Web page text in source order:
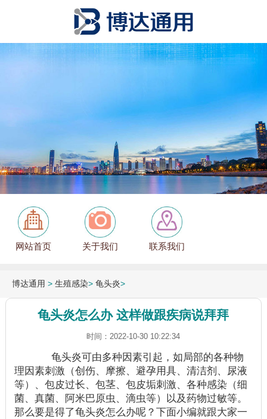
网站首页 关于我们 联系我们
博达通用 > 生殖感染> 龟头炎>
龟头炎怎么办 这样做跟疾病说拜拜
时间：2022-10-30 10:22:34
龟头炎可由多种因素引起，如局部的各种物
理因素刺激（创伤、摩擦、避孕用具、清洁剂、尿液
等）、包皮过长、包茎、包皮垢刺激、各种感染（细
菌、真菌、阿米巴原虫、滴虫等）以及药物过敏等。
那么要是得了龟头炎怎么办呢？下面小编就跟大家一